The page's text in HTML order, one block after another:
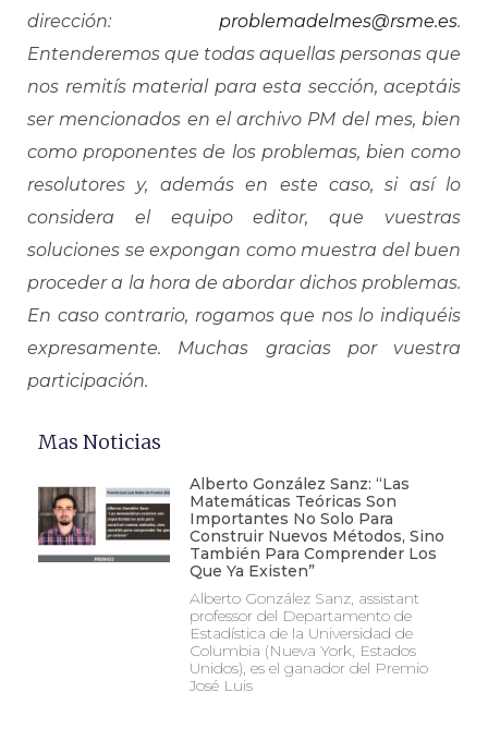
dirección: problemadelmes@rsme.es.
Entenderemos que todas aquellas personas que
nos remitís material para esta sección, aceptáis
ser mencionados en el archivo PM del mes, bien
como proponentes de los problemas, bien como
resolutores y, además en este caso, si así lo
considera el equipo editor, que vuestras
soluciones se expongan como muestra del buen
proceder a la hora de abordar dichos problemas.
En caso contrario, rogamos que nos lo indiquéis
expresamente. Muchas gracias por vuestra
participación.
Mas Noticias
Alberto González Sanz: “Las
Matemáticas Teóricas Son
Importantes No Solo Para
Construir Nuevos Métodos, Sino
También Para Comprender Los
Que Ya Existen”
Alberto González Sanz, assistant
professor del Departamento de
Estadística de la Universidad de
Columbia (Nueva York, Estados
Unidos), es el ganador del Premio
José Luis